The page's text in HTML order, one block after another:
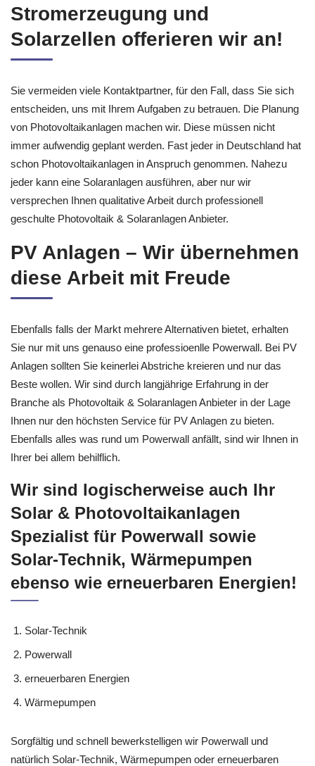
Stromerzeugung und
Solarzellen offerieren wir an!
Sie vermeiden viele Kontaktpartner, für den Fall, dass Sie sich
entscheiden, uns mit Ihrem Aufgaben zu betrauen. Die Planung
von Photovoltaikanlagen machen wir. Diese müssen nicht
immer aufwendig geplant werden. Fast jeder in Deutschland hat
schon Photovoltaikanlagen in Anspruch genommen. Nahezu
jeder kann eine Solaranlagen ausführen, aber nur wir
versprechen Ihnen qualitative Arbeit durch professionell
geschulte Photovoltaik & Solaranlagen Anbieter.
PV Anlagen – Wir übernehmen
diese Arbeit mit Freude
Ebenfalls falls der Markt mehrere Alternativen bietet, erhalten
Sie nur mit uns genauso eine professioenlle Powerwall. Bei PV
Anlagen sollten Sie keinerlei Abstriche kreieren und nur das
Beste wollen. Wir sind durch langjährige Erfahrung in der
Branche als Photovoltaik & Solaranlagen Anbieter in der Lage
Ihnen nur den höchsten Service für PV Anlagen zu bieten.
Ebenfalls alles was rund um Powerwall anfällt, sind wir Ihnen in
Ihrer bei allem behilflich.
Wir sind logischerweise auch Ihr
Solar & Photovoltaikanlagen
Spezialist für Powerwall sowie
Solar-Technik, Wärmepumpen
ebenso wie erneuerbaren Energien!
Solar-Technik
Powerwall
erneuerbaren Energien
Wärmepumpen
Sorgfältig und schnell bewerkstelligen wir Powerwall und
natürlich Solar-Technik, Wärmepumpen oder erneuerbaren